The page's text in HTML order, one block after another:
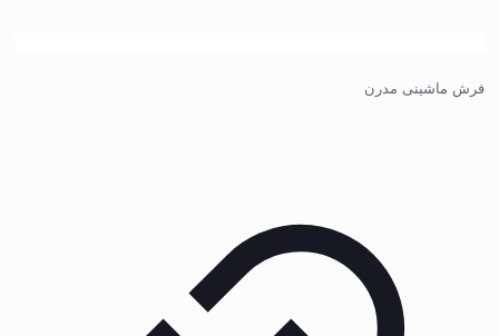
فرش ماشینی مدرن